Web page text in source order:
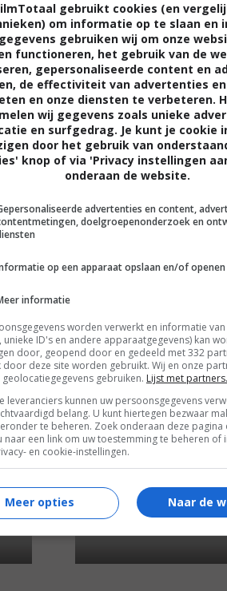
5,3
Meet Me Under the Mistletoe
(2023)
5,2
Black Ice (1992)
gebruikt cookies (en
om informatie op te slaan en
gebruiken wij om onze
functioneren, het gebruik van de
gepersonaliseerde content en
de effectiviteit van advertenties
en onze diensten te verbeteren.
wij gegevens zoals unieke
en surfgedrag. Je kunt je cookie
door het gebruik van
knop of via 'Privacy instellingen
onderaan de website.
advertenties en content,
doelgroepenonderzoek en
op een apparaat opslaan en/of openen
informatie
worden verwerkt en informatie
unieke ID's en andere apparaatgegevens) kan
door, geopend door en gedeeld met 332
door deze site worden gebruikt. Wij en onze
gebruiken. Lijst met partners.
leveranciers kunnen uw persoonsgegevens
belang. U kunt hiertegen bezwaar
te beheren. Zoek onderaan deze pagina
naar een link om uw toestemming te beheren of
en cookie-instellingen.
Naar de
Meer opties